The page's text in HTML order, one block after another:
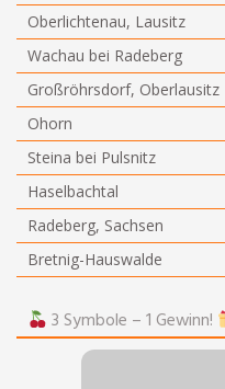
Oberlichtenau, Lausitz
Wachau bei Radeberg
Großröhrsdorf, Oberlausitz
Ohorn
Steina bei Pulsnitz
Haselbachtal
Radeberg, Sachsen
Bretnig-Hauswalde
3 Symbole – 1 Gewinn!